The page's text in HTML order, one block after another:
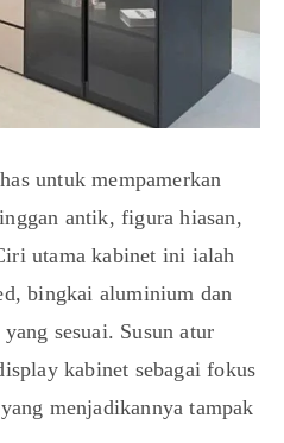
untuk mempamerkan
antik, figura hiasan,
utama kabinet ini ialah
bingkai aluminium dan
sesuai. Susun atur
kabinet sebagai fokus
menjadikannya tampak